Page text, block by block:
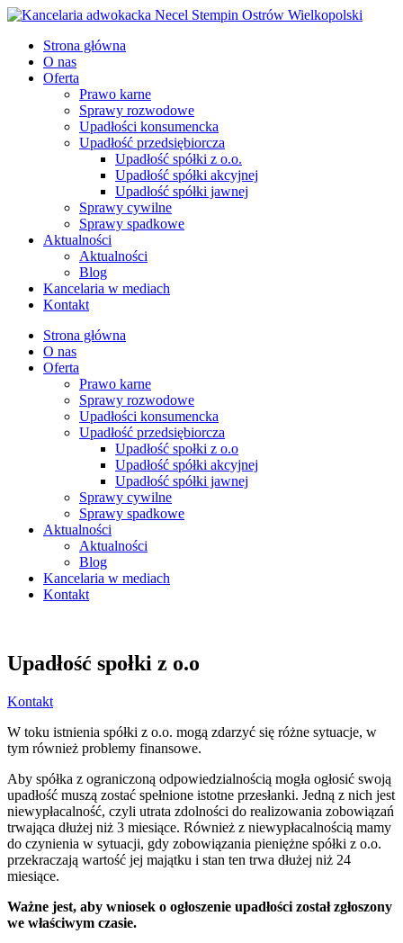
Strona główna
O nas
Oferta
Prawo karne
Sprawy rozwodowe
Upadłości konsumencka
Upadłość przedsiębiorcza
Upadłość spółki z o.o.
Upadłość spółki akcyjnej
Upadłość spółki jawnej
Sprawy cywilne
Sprawy spadkowe
Aktualności
Aktualności
Blog
Kancelaria w mediach
Kontakt
Strona główna
O nas
Oferta
Prawo karne
Sprawy rozwodowe
Upadłości konsumencka
Upadłość przedsiębiorcza
Upadłość społki z o.o
Upadłość spółki akcyjnej
Upadłość spółki jawnej
Sprawy cywilne
Sprawy spadkowe
Aktualności
Aktualności
Blog
Kancelaria w mediach
Kontakt
Upadłość społki z o.o
Kontakt
W toku istnienia spółki z o.o. mogą zdarzyć się różne sytuacje, w
tym również problemy finansowe.
Aby spółka z ograniczoną odpowiedzialnością mogła ogłosić swoją
upadłość muszą zostać spełnione istotne przesłanki. Jedną z nich jest
niewypłacalność, czyli utrata zdolności do realizowania zobowiązań
trwająca dłużej niż 3 miesiące. Również z niewypłacalnością mamy
do czynienia w sytuacji, gdy zobowiązania pieniężne spółki z o.o.
przekraczają wartość jej majątku i stan ten trwa dłużej niż 24
miesiące.
Ważne jest, aby wniosek o ogłoszenie upadłości został zgłoszony
we właściwym czasie.